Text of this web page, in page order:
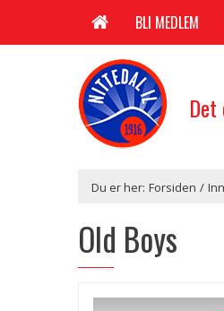
BLI MEDLEM
Du er her: Forsiden /
Old Boys